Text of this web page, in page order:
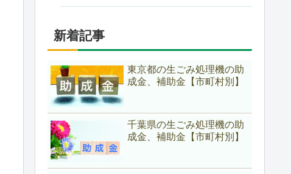
新着記事
東京都の生ごみ処理機の助
成金、補助金【市町村別】
千葉県の生ごみ処理機の助
成金、補助金【市町村別】